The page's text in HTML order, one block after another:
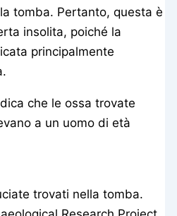
tomba. Pertanto, questa è
insolita, poiché la
principalmente
che le ossa trovate
a un uomo di età
trovati nella tomba.